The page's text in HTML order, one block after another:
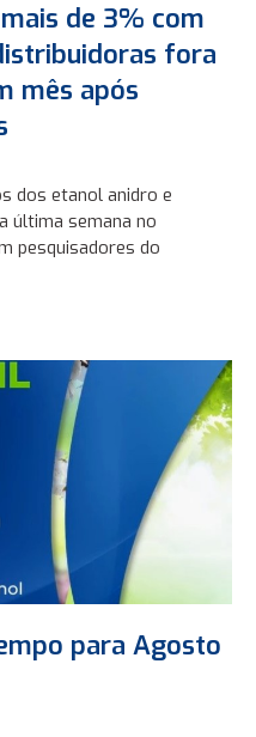
de 3% com
fora
mês após
dos etanol anidro e
última semana no
pesquisadores do
para Agosto